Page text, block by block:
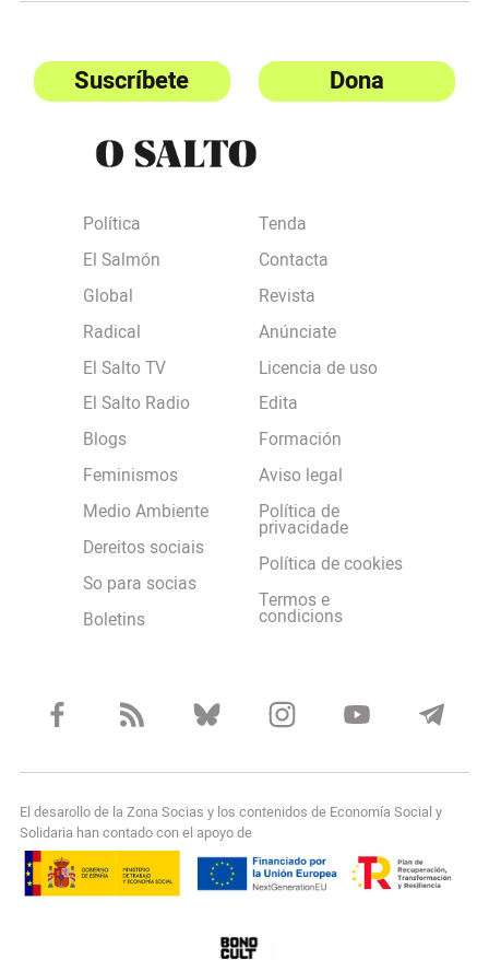
Suscríbete Dona
Política
El Salmón
Global
Radical
El Salto TV
El Salto Radio
Blogs
Feminismos
Medio Ambiente
Dereitos sociais
So para socias
Boletins
Tenda
Contacta
Revista
Anúnciate
Licencia de uso
Edita
Formación
Aviso legal
Política de
privacidade
Política de cookies
Termos e
condicions
El desarollo de la Zona Socias y los contenidos de Economía Social y
Solidaria han contado con el apoyo de